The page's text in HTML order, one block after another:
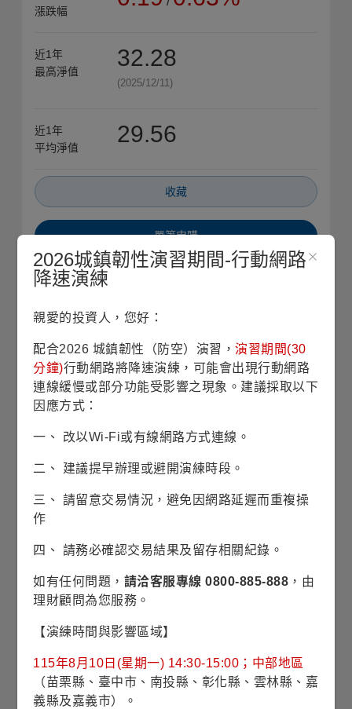
漲跌幅
近1年
最高淨值
32.28
(2025/12/11)
近1年
平均淨值
29.56
收藏
單筆申購
基本資料
基金成立日
基金規模
91億6仟9佰萬美元
(2026/07/30)
風險等級 RR3(穩健型)
波動風險 12.88% (理柏三年期原幣別)
對應指數 MSCI All Country World Index-NR
最高手續費 3.00%
2026城鎮韌性演習期間-行動網路
降速演練
親愛的投資人，您好：
配合2026 城鎮韌性（防空）演習，演習期間(30
分鐘)行動網路將降速演練，可能會出現行動網路
連線緩慢或部分功能受影響之現象。建議採取以下
因應方式：
一、 改以Wi-Fi或有線網路方式連線。
二、 建議提早辦理或避開演練時段。
三、 請留意交易情況，避免因網路延遲而重複操
作
四、 請務必確認交易結果及留存相關紀錄。
如有任何問題， 請洽客服專線 0800-885-888 ，由
理財顧問為您服務。
【演練時間與影響區域】
115年8月10日(星期一) 14:30-15:00；中部地區
（苗栗縣、臺中市、南投縣、彰化縣、雲林縣、嘉
義縣及嘉義市）。